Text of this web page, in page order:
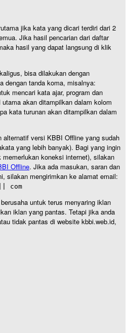
jika kata yang dicari terdiri dari 2
Jika hasil pencarian dari daftar
hasil yang dapat langsung di klik
bisa dilakukan dengan
dengan tanda koma, misalnya:
mencari kata ajar, program dan
akan ditampilkan dalam kolom
kata turunan akan ditampilkan dalam
alternatif versi KBBI Offline yang sudah
yang lebih banyak). Bagi yang ingin
koneksi internet), silakan
Offline. Jika ada masukan, saran dan
silakan mengirimkan ke alamat email:
com
untuk terus menyaring iklan
iklan yang pantas. Tetapi jika anda
tidak pantas di website kbbi.web.id,